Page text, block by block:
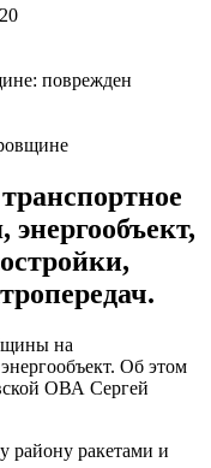
на
Об этом
ОВА Сергей
району ракетами и